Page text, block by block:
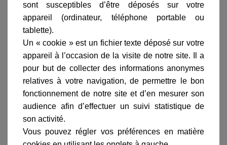
Ajouter au panier
Informations produit
marque
gamme complète
sont susceptibles d’être déposés sur votre
appareil (ordinateur, téléphone portable ou
tablette).
Un « cookie » est un fichier texte déposé sur votre
appareil à l’occasion de la visite de notre site. Il a
pour but de collecter des informations anonymes
relatives à votre navigation, de permettre le bon
fonctionnement de notre site et d’en mesurer son
audience afin d’effectuer un suivi statistique de
son activité.
Vous pouvez régler vos préférences en matière